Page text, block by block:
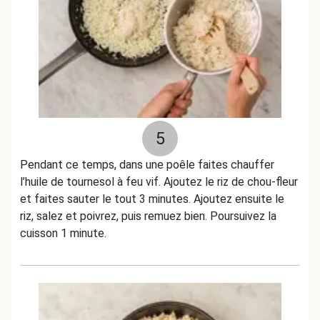
5
Pendant ce temps, dans une poêle faites chauffer
l’huile de tournesol à feu vif. Ajoutez le riz de chou-fleur
et faites sauter le tout 3 minutes. Ajoutez ensuite le
riz, salez et poivrez, puis remuez bien. Poursuivez la
cuisson 1 minute.